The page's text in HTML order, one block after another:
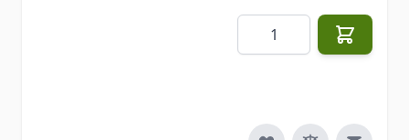
Menge